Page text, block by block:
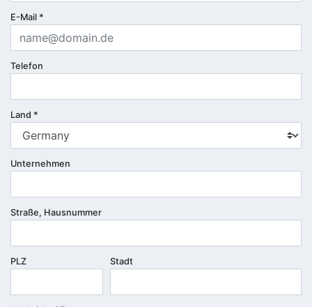
E-Mail *
Telefon
Land *
Unternehmen
Straße, Hausnummer
PLZ Stadt